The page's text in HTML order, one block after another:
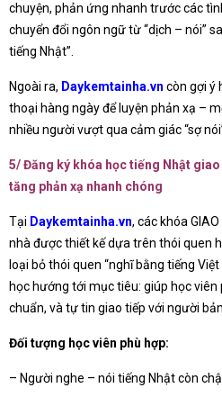
chuyện, phản ứng nhanh trước các
chuyển đổi ngôn ngữ từ “dịch – nói”
tiếng Nhật”.
Ngoài ra, Daykemtainha.vn còn gợi ý
thoại hàng ngày để luyện phản xạ –
nhiều người vượt qua cảm giác “sợ
5/ Đăng ký khóa học tiếng Nhật
tăng phản xạ nhanh chóng
Tại Daykemtainha.vn, các khóa
nhà được thiết kế dựa trên thói quen
loại bỏ thói quen “nghĩ bằng tiếng
học hướng tới mục tiêu: giúp học
chuẩn, và tự tin giao tiếp với người
Đối tượng học viên phù hợp:
– Người nghe – nói tiếng Nhật còn